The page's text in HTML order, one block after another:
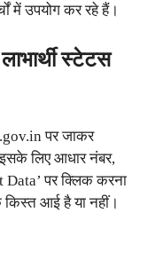
में उपयोग कर रहे हैं।
स्टेटस
पर जाकर
लिए आधार नंबर,
Data’ पर क्लिक करना
किस्त आई है या नहीं।